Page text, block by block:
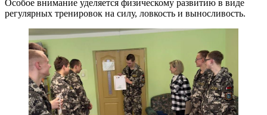
Особое внимание уделяется физическому развитию в виде
регулярных тренировок на силу, ловкость и выносливость.